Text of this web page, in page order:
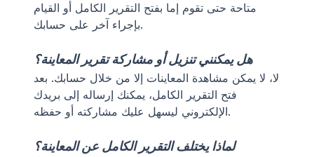
متاحة حتى تقوم إما بفتح التقرير الكامل أو القيام
بإجراء آخر على حسابك.
هل يمكنني تنزيل أو مشاركة تقرير المعاينة؟
لا، لا يمكن مشاهدة المعاينات إلا من خلال حسابك. بعد
فتح التقرير الكامل، يمكنك إرساله إلى بريدك
الإلكتروني ليسهل عليك مشاركته أو حفظه.
لماذا يختلف التقرير الكامل عن المعاينة؟